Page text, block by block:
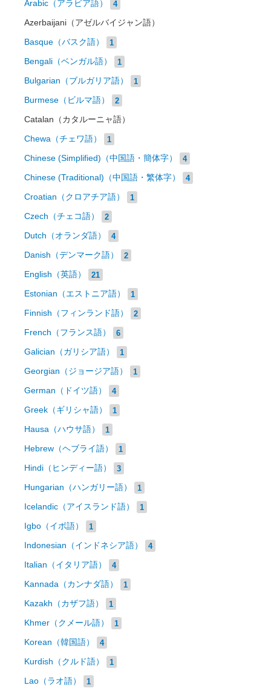
Arabic（アラビア語） 4
Azerbaijani（アゼルバイジャン語）
Basque（バスク語） 1
Bengali（ベンガル語） 1
Bulgarian（ブルガリア語） 1
Burmese（ビルマ語） 2
Catalan（カタルーニャ語）
Chewa（チェワ語） 1
Chinese (Simplified)（中国語・簡体字） 4
Chinese (Traditional)（中国語・繁体字） 4
Croatian（クロアチア語） 1
Czech（チェコ語） 2
Dutch（オランダ語） 4
Danish（デンマーク語） 2
English（英語） 21
Estonian（エストニア語） 1
Finnish（フィンランド語） 2
French（フランス語） 6
Galician（ガリシア語） 1
Georgian（ジョージア語） 1
German（ドイツ語） 4
Greek（ギリシャ語） 1
Hausa（ハウサ語） 1
Hebrew（ヘブライ語） 1
Hindi（ヒンディー語） 3
Hungarian（ハンガリー語） 1
Icelandic（アイスランド語） 1
Igbo（イボ語） 1
Indonesian（インドネシア語） 4
Italian（イタリア語） 4
Kannada（カンナダ語） 1
Kazakh（カザフ語） 1
Khmer（クメール語） 1
Korean（韓国語） 4
Kurdish（クルド語） 1
Lao（ラオ語） 1